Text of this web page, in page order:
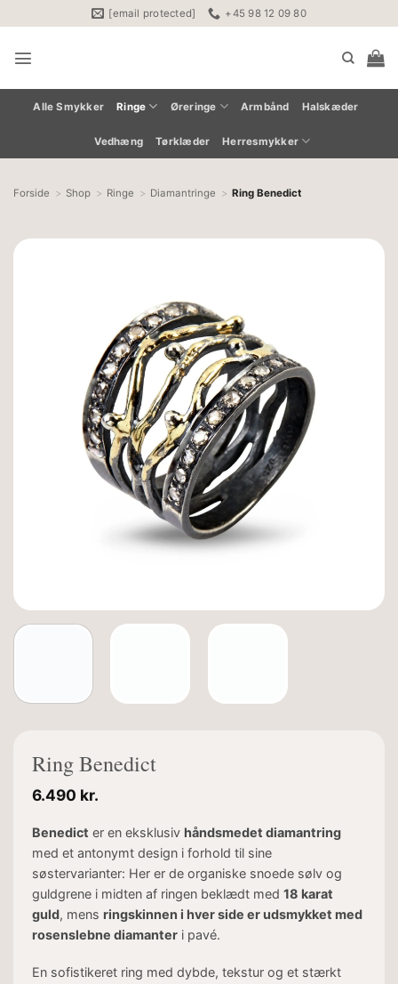
til
indhold
[email protected] +45 98 12 09 80
Alle Smykker Ringe Øreringe Armbånd Halskæder
Vedhæng Tørklæder Herresmykker
Forside Shop Ringe Diamantringe Ring Benedict
Ring Benedict
6.490 kr.
Benedict er en eksklusiv håndsmedet diamantring
med et antonymt design i forhold til sine
søstervarianter: Her er de organiske snoede sølv og
guldgrene i midten af ringen beklædt med 18 karat
guld, mens ringskinnen i hver side er udsmykket med
rosenslebne diamanteri pavé.
En sofistikeret ring med dybde, tekstur og et stærkt